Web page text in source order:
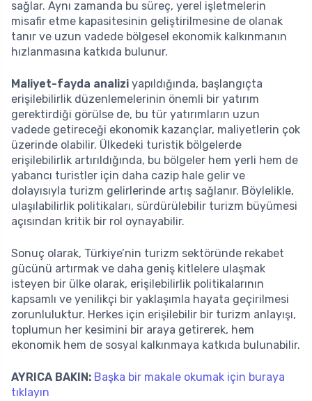
sağlar. Aynı zamanda bu süreç, yerel işletmelerin
misafir etme kapasitesinin geliştirilmesine de olanak
tanır ve uzun vadede bölgesel ekonomik kalkınmanın
hızlanmasına katkıda bulunur.
Maliyet-fayda analizi yapıldığında, başlangıçta
erişilebilirlik düzenlemelerinin önemli bir yatırım
gerektirdiği görülse de, bu tür yatırımların uzun
vadede getireceği ekonomik kazançlar, maliyetlerin çok
üzerinde olabilir. Ülkedeki turistik bölgelerde
erişilebilirlik artırıldığında, bu bölgeler hem yerli hem de
yabancı turistler için daha cazip hale gelir ve
dolayısıyla turizm gelirlerinde artış sağlanır. Böylelikle,
ulaşılabilirlik politikaları, sürdürülebilir turizm büyümesi
açısından kritik bir rol oynayabilir.
Sonuç olarak, Türkiye’nin turizm sektöründe rekabet
gücünü artırmak ve daha geniş kitlelere ulaşmak
isteyen bir ülke olarak, erişilebilirlik politikalarının
kapsamlı ve yenilikçi bir yaklaşımla hayata geçirilmesi
zorunluluktur. Herkes için erişilebilir bir turizm anlayışı,
toplumun her kesimini bir araya getirerek, hem
ekonomik hem de sosyal kalkınmaya katkıda bulunabilir.
AYRICA BAKIN: Başka bir makale okumak için buraya
tıklayın